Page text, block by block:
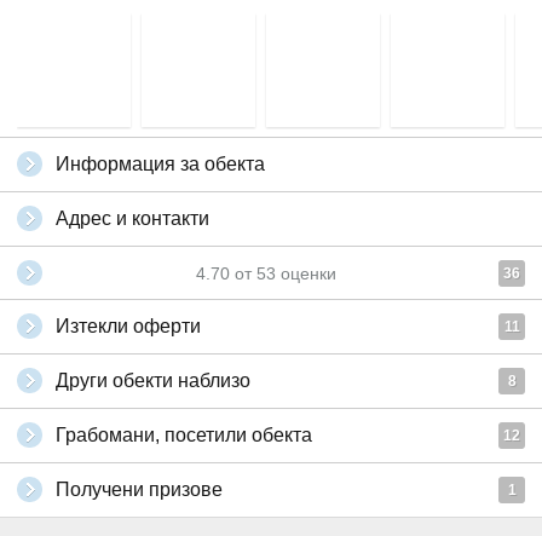
Информация за обекта
Адрес и контакти
4.70 от 53 оценки 36
Изтекли оферти 11
Други обекти наблизо 8
Грабомани, посетили обекта 12
Получени призове 1